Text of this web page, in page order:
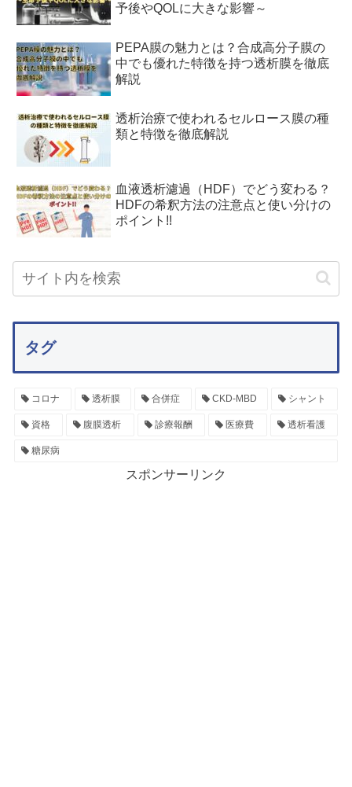
予後やQOLに大きな影響～
PEPA膜の魅力とは？合成高分子膜の
中でも優れた特徴を持つ透析膜を徹底
解説
透析治療で使われるセルロース膜の種
類と特徴を徹底解説
血液透析濾過（HDF）でどう変わる？
HDFの希釈方法の注意点と使い分けの
ポイント!!
タグ
コロナ 透析膜 合併症 CKD-MBD シャント
資格 腹膜透析 診療報酬 医療費 透析看護
糖尿病
スポンサーリンク